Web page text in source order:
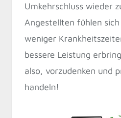
Umkehrschluss wieder
Angestellten fühlen
weniger
bessere Leistung
also, vorzudenken und
handeln!